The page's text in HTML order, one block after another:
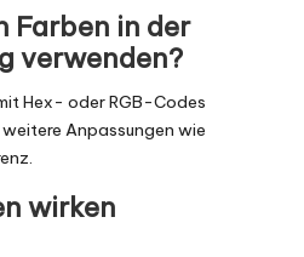
Farben in der
verwenden?
Hex- oder RGB-Codes
Anpassungen wie
wirken